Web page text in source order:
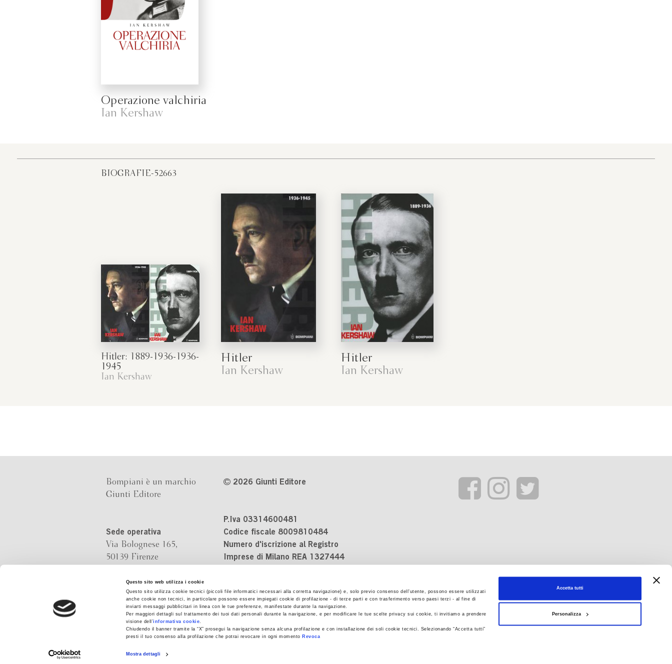
Questo sito web utilizza i cookie
Questo sito utilizza cookie tecnici (piccoli file informatici necessari alla corretta navigazione) e, solo previo consenso dell’utente, possono essere utilizzati
anche cookie non tecnici, in particolare possono essere impiegati cookie di profilazione - di terze parti e con trasferimento verso paesi terzi - al fine di
inviarti messaggi pubblicitari in linea con le tue preferenze, manifestate durante la navigazione.
Per maggiori dettagli sul trattamento dei tuoi dati personali durante la navigazione, e per modificare le tue scelte privacy sui cookie, ti invitiamo a prendere
visione dell’informativa cookie.
Chiudendo il banner tramite la “X” prosegui la navigazione senza alcuna profilazione e con installazione dei soli cookie tecnici. Selezionando “Accetta tutti”
presti il tuo consenso alla profilazione che potrai revocare in ogni momento Revoca
Mostra dettagli
Accetta tutti
Personalizza
Operazione valchiria
Ian Kershaw
BIOGRAFIE-52663
Hitler: 1889-1936-1936-
1945
Ian Kershaw
Hitler
Ian Kershaw
Hitler
Ian Kershaw
Bompiani è un marchio
Giunti Editore
Sede operativa
Via Bolognese 165,
50139 Firenze
Sede legale
Via G.B.Pirelli 30,
20124 Milano
2026 Giunti Editore
P.Iva 03314600481
Codice fiscale 8009810484
Numero d'iscrizione al Registro
Imprese di Milano REA 1327444
Cookie Policy
Contatti